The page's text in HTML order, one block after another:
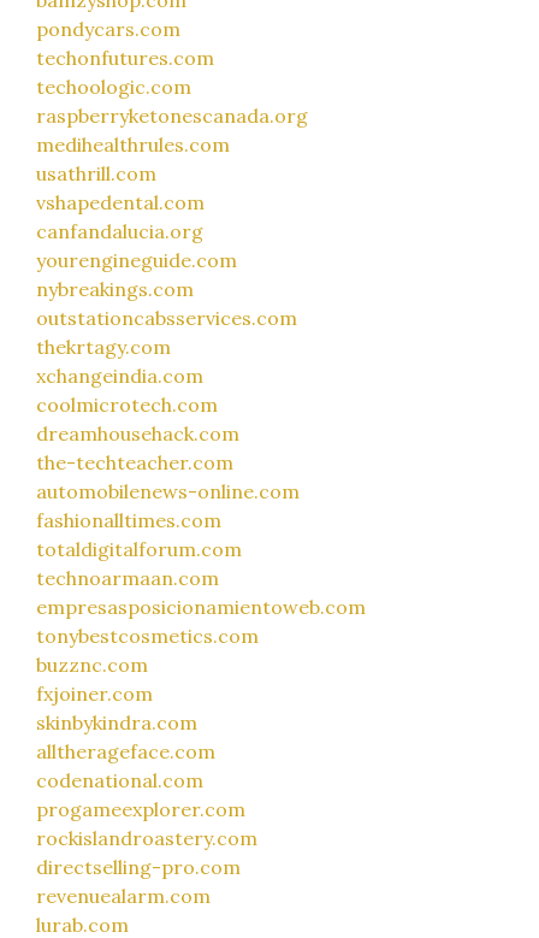
pondycars.com
techonfutures.com
techoologic.com
raspberryketonescanada.org
medihealthrules.com
usathrill.com
vshapedental.com
canfandalucia.org
yourengineguide.com
nybreakings.com
outstationcabsservices.com
thekrtagy.com
xchangeindia.com
coolmicrotech.com
dreamhousehack.com
the-techteacher.com
automobilenews-online.com
fashionalltimes.com
totaldigitalforum.com
technoarmaan.com
empresasposicionamientoweb.com
tonybestcosmetics.com
buzznc.com
fxjoiner.com
skinbykindra.com
alltherageface.com
codenational.com
progameexplorer.com
rockislandroastery.com
directselling-pro.com
revenuealarm.com
lurab.com